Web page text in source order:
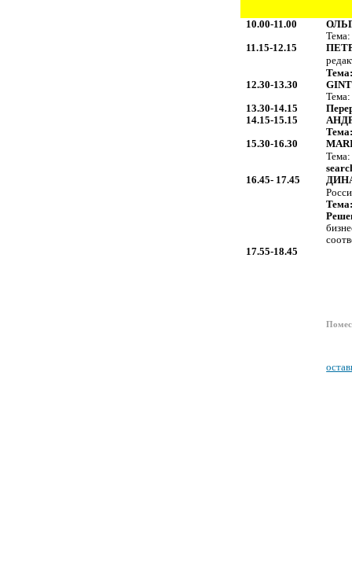
10.00-11.00
11.15-12.15
12.30-13.30
13.30-14.15
14.15-15.15
15.30-16.30
Тема
16.45- 17.45
17.55-18.45